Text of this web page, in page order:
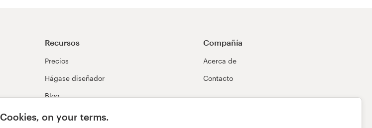
Cookies, on your terms.
Recursos
Precios
Hágase diseñador
Blog
Compañía
Acerca de
Contacto